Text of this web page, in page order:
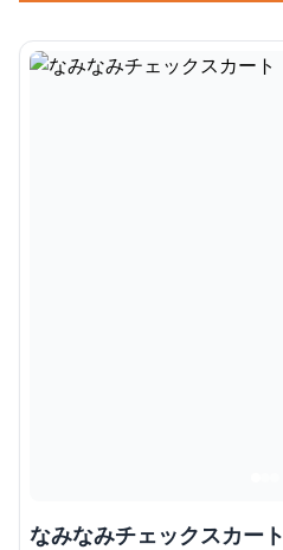
なみなみチェックスカート